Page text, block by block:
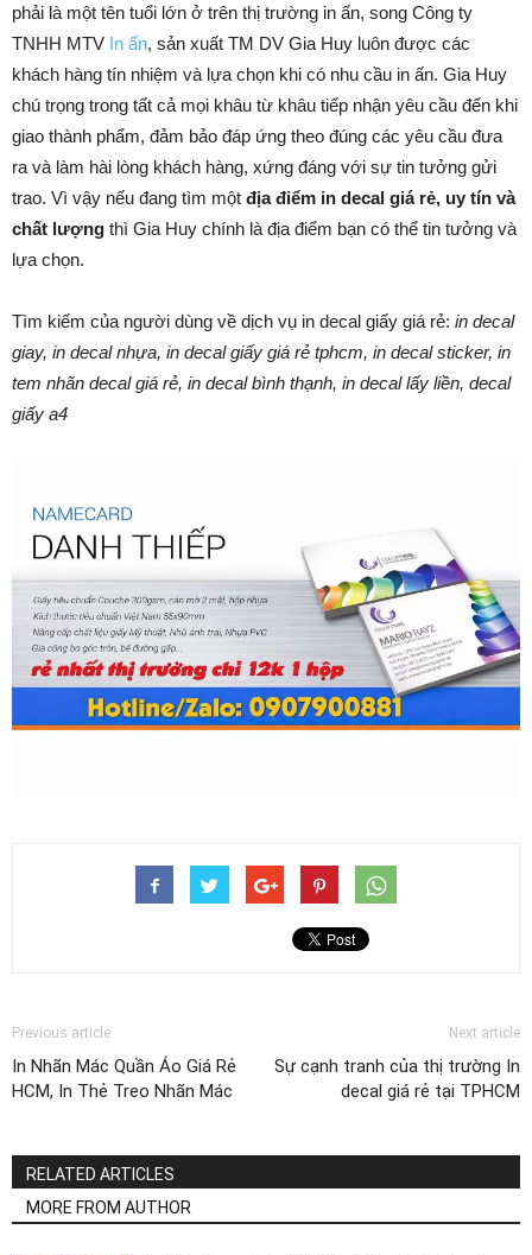
phải là một tên tuổi lớn ở trên thị trường in ấn, song Công ty
TNHH MTV In ấn, sản xuất TM DV Gia Huy luôn được các
khách hàng tín nhiệm và lựa chọn khi có nhu cầu in ấn. Gia Huy
chú trọng trong tất cả mọi khâu từ khâu tiếp nhận yêu cầu đến khi
giao thành phẩm, đảm bảo đáp ứng theo đúng các yêu cầu đưa
ra và làm hài lòng khách hàng, xứng đáng với sự tin tưởng gửi
trao. Vì vậy nếu đang tìm một địa điểm in decal giá rẻ, uy tín và
chất lượng thì Gia Huy chính là địa điểm bạn có thể tin tưởng và
lựa chọn.
Tìm kiếm của người dùng về dịch vụ in decal giấy giá rẻ: in decal
giay, in decal nhựa, in decal giấy giá rẻ tphcm, in decal sticker, in
tem nhãn decal giá rẻ, in decal bình thạnh, in decal lấy liền, decal
giấy a4
Previous article
In Nhãn Mác Quần Áo Giá Rẻ
HCM, In Thẻ Treo Nhãn Mác
Next article
Sự cạnh tranh của thị trường In
decal giá rẻ tại TPHCM
RELATED ARTICLES
MORE FROM AUTHOR